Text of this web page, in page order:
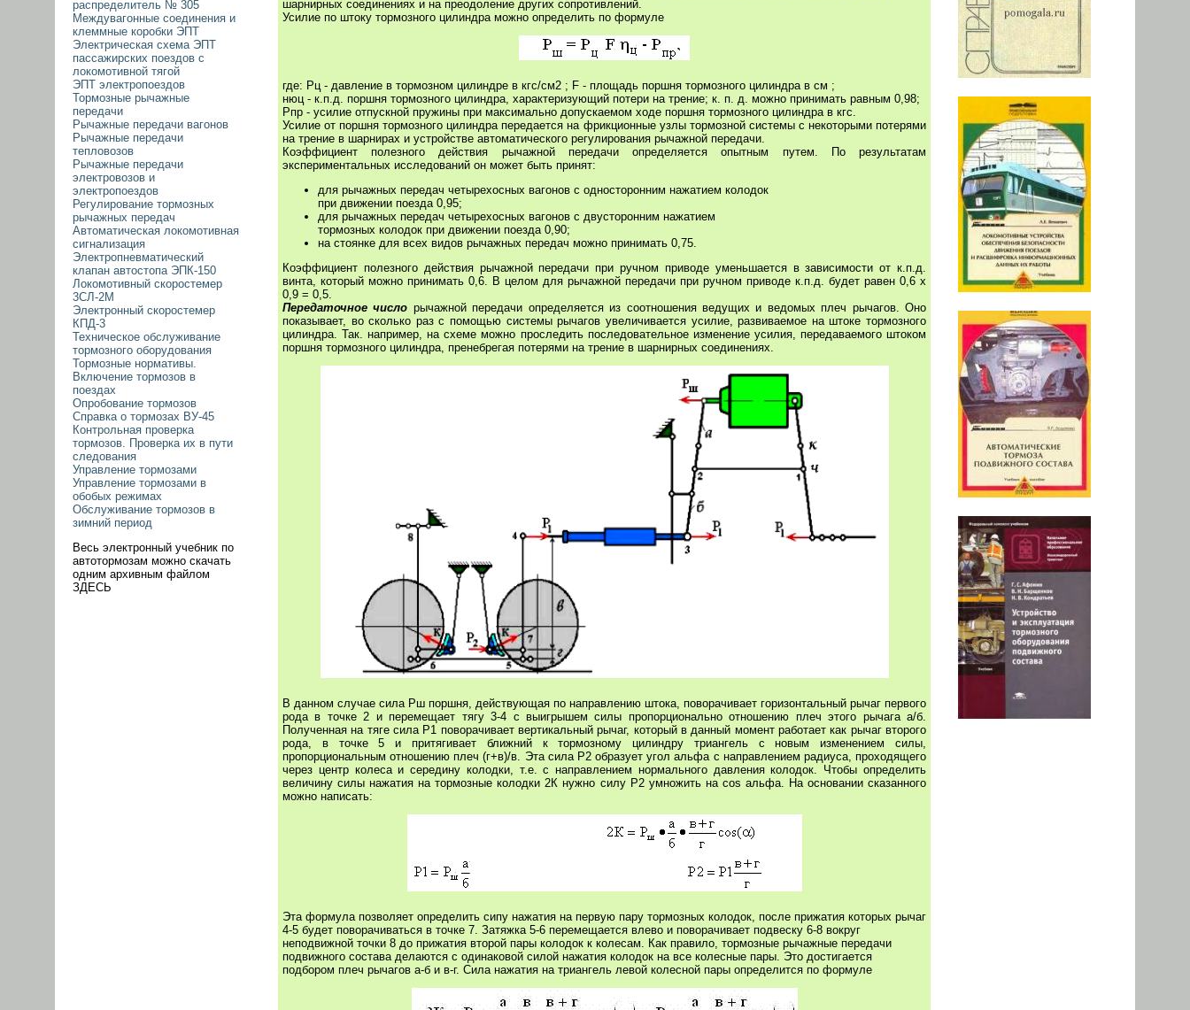
шарнирных соединениях и на преодоление других сопротивлений.
Усилие по штоку тормозного цилиндра можно определить по формуле
где: Рц - давление в тормозном цилиндре в кгс/см2 ; F - площадь поршня тормозного цилиндра в см ;
нюц - к.п.д. поршня тормозного цилиндра, характеризующий потери на трение; к. п. д. можно принимать равным 0,98;
Рпр - усилие отпускной пружины при максимально допускаемом ходе поршня тормозного цилиндра в кгс.
Усилие от поршня тормозного цилиндра передается на фрикционные узлы тормозной системы с некоторыми потерями
на трение в шарнирах и устройстве автоматического регулирования рычажной передачи.
Коэффициент полезного действия рычажной передачи определяется опытным путем. По результатам
экспериментальных исследований он может быть принят:
для рычажных передач четырехосных вагонов с односторонним нажатием колодок
при движении поезда 0,95;
для рычажных передач четырехосных вагонов с двусторонним нажатием
тормозных колодок при движении поезда 0,90;
на стоянке для всех видов рычажных передач можно принимать 0,75.
Коэффициент полезного действия рычажной передачи при ручном приводе уменьшается в зависимости от к.п.д.
винта, который можно принимать 0,6. В целом для рычажной передачи при ручном приводе к.п.д. будет равен 0,6 х
0,9 = 0,5.
Передаточное число рычажной передачи определяется из соотношения ведущих и ведомых плеч рычагов. Оно
показывает, во сколько раз с помощью системы рычагов увеличивается усилие, развиваемое на штоке тормозного
цилиндра. Так. например, на схеме можно проследить последовательное изменение усилия, передаваемого штоком
поршня тормозного цилиндра, пренебрегая потерями на трение в шарнирных соединениях.
В данном случае сила Рш поршня, действующая по направлению штока, поворачивает горизонтальный рычаг первого
рода в точке 2 и перемещает тягу 3-4 с выигрышем силы пропорционально отношению плеч этого рычага а/б.
Полученная на тяге сила Р1 поворачивает вертикальный рычаг, который в данный момент работает как рычаг второго
рода, в точке 5 и притягивает ближний к тормозному цилиндру триангель с новым изменением силы,
пропорциональным отношению плеч (г+в)/в. Эта сила Р2 образует угол альфа с направлением радиуса, проходящего
через центр колеса и середину колодки, т.е. с направлением нормального давления колодок. Чтобы определить
величину силы нажатия на тормозные колодки 2К нужно силу Р2 умножить на cos альфа. На основании сказанного
можно написать:
Эта формула позволяет определить сипу нажатия на первую пару тормозных колодок, после прижатия которых рычаг
4-5 будет поворачиваться в точке 7. Затяжка 5-6 перемещается влево и поворачивает подвеску 6-8 вокруг
неподвижной точки 8 до прижатия второй пары колодок к колесам. Как правило, тормозные рычажные передачи
подвижного состава делаются с одинаковой силой нажатия колодок на все колесные пары. Это достигается
подбором плеч рычагов а-б и в-г. Сила нажатия на триангель левой колесной пары определится по формуле
распределитель № 305
Междувагонные соединения и
клеммные коробки ЭПТ
Электрическая схема ЭПТ
пассажирских поездов с
локомотивной тягой
ЭПТ электропоездов
Тормозные рычажные
передачи
Рычажные передачи вагонов
Рычажные передачи
тепловозов
Рычажные передачи
электровозов и
электропоездов
Регулирование тормозных
рычажных передач
Автоматическая локомотивная
сигнализация
Электропневматический
клапан автостопа ЭПК-150
Локомотивный скоростемер
3СЛ-2М
Электронный скоростемер
КПД-3
Техническое обслуживание
тормозного оборудования
Тормозные нормативы.
Включение тормозов в
поездах
Опробование тормозов
Справка о тормозах ВУ-45
Контрольная проверка
тормозов. Проверка их в пути
следования
Управление тормозами
Управление тормозами в
обобых режимах
Обслуживание тормозов в
зимний период
Весь электронный учебник по
автотормозам можно скачать
одним архивным файлом
ЗДЕСЬ